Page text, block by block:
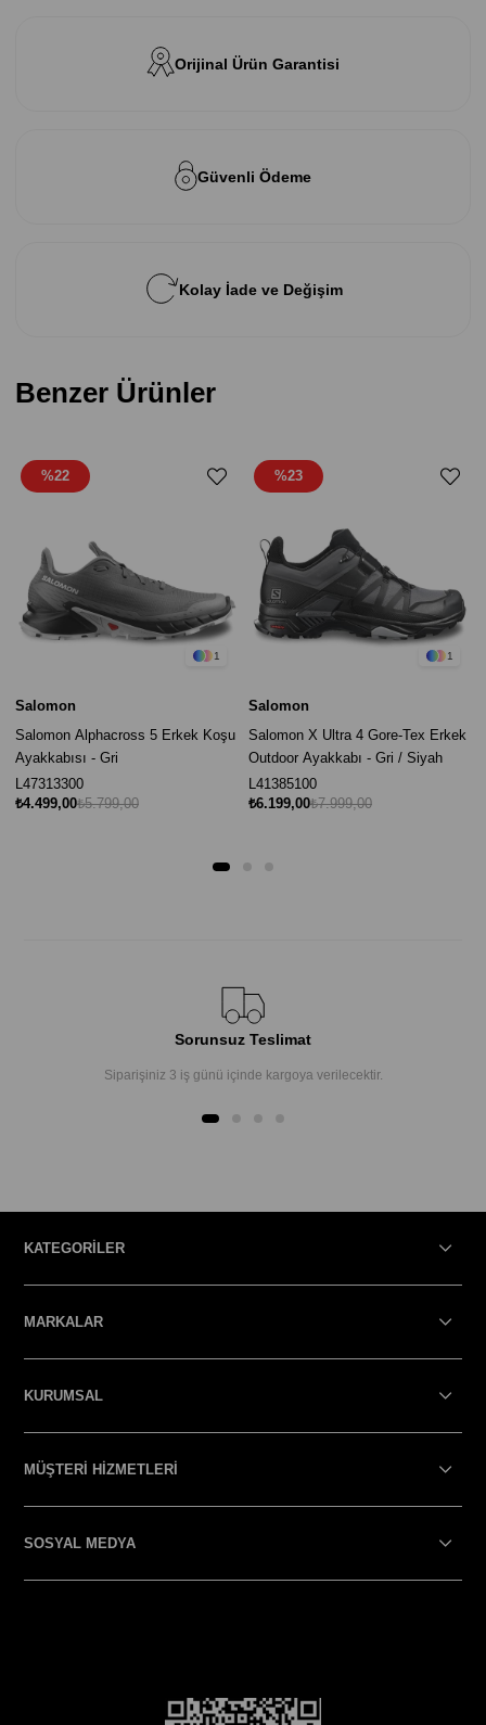
Orijinal Ürün Garantisi
Güvenli Ödeme
Kolay İade ve Değişim
Benzer Ürünler
1
Salomon
Salomon Alphacross 5 Erkek Koşu
Ayakkabısı - Gri
L47313300
₺4.499,00₺5.799,00
%22
1
Salomon
Salomon X Ultra 4 Gore-Tex Erkek
Outdoor Ayakkabı - Gri / Siyah
L41385100
₺6.199,00₺7.999,00
%23
Sorunsuz Teslimat
Siparişiniz 3 iş günü içinde kargoya verilecektir.
KATEGORİLER
MARKALAR
KURUMSAL
MÜŞTERİ HİZMETLERİ
SOSYAL MEDYA